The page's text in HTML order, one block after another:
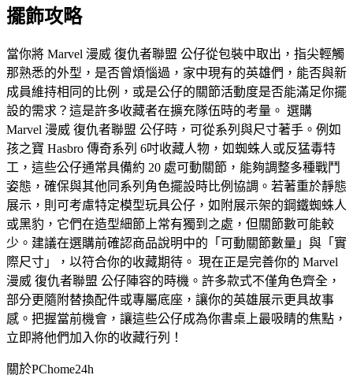
擺飾攻略
當你將 Marvel 漫威 復仇者聯盟 公仔從包裝中取出，指尖輕觸
那熟悉的外型，是否曾煩惱過，家中現有的英雄們，能否與新
成員維持相同的比例，或是公仔的關節活動度是否能滿足你擺
設的需求？這是許多收藏者在擴充隊伍時的考量。 選購
Marvel 漫威 復仇者聯盟 公仔時，可從系列與尺寸著手。例如
孩之寶 Hasbro 傳奇系列 6吋收藏人物，如蜘蛛人或反猛毒特
工，這些公仔通常具備約 20 處可動關節，能夠調整多種戰鬥
姿態，確保與其他同系列角色擺設時比例協調。若著重於靜態
展示，則可考慮特定模型玩具公仔，如附展示架的鋼鐵蜘蛛人
或黑豹，它們在造型細節上常有獨到之處，但關節數可能較
少。建議在選購前確認商品說明中的「可動關節數量」與「實
際尺寸」，以符合你的收藏期待。 現在正是完善你的 Marvel
漫威 復仇者聯盟 公仔陣容的時機。許多款式不僅角色齊全，
部分更隨附替換配件或專屬底座，讓你的英雄展示更具故事
感。把握當前機會，讓這些公仔成為你書桌上最吸睛的焦點，
立即將他們加入你的收藏行列！
關於PChome24h